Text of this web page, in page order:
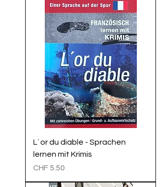
L´or du diable - Sprachen
lernen mit Krimis
Preis
CHF 5.50